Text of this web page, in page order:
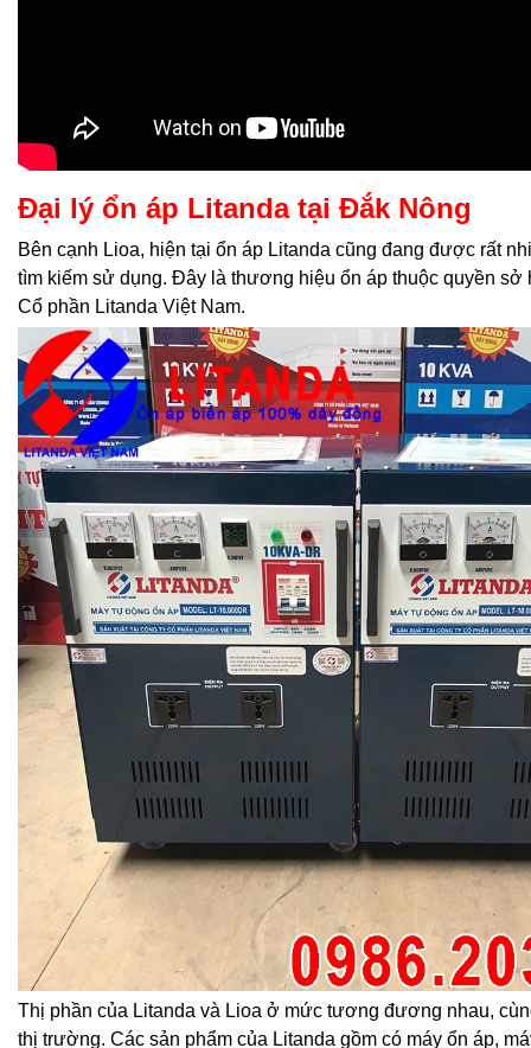
Đại lý ổn áp Litanda tại Đắk Nông
Bên cạnh Lioa, hiện tại ổn áp Litanda cũng đang được rất
tìm kiếm sử dụng. Đây là thương hiệu ổn áp thuộc quyền sở
Cổ phần Litanda Việt Nam.
Thị phần của Litanda và Lioa ở mức tương đương nhau,
thị trường. Các sản phẩm của Litanda gồm có máy ổn áp,